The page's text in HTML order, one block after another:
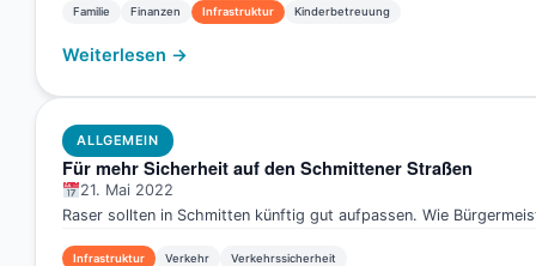
Familie Finanzen Infrastruktur Kinderbetreuung
Weiterlesen →
ALLGEMEIN
Für mehr Sicherheit auf den Schmittener Straßen
21. Mai 2022
Raser sollten in Schmitten künftig gut aufpassen. Wie
Infrastruktur Verkehr Verkehrssicherheit